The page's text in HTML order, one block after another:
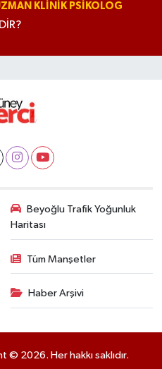
KLINIK PSIKOLOG
Beyoğlu Trafik Yoğunluk
Haritası
Tüm Manşetler
Haber Arşivi
© 2026. Her hakkı saklıdır.